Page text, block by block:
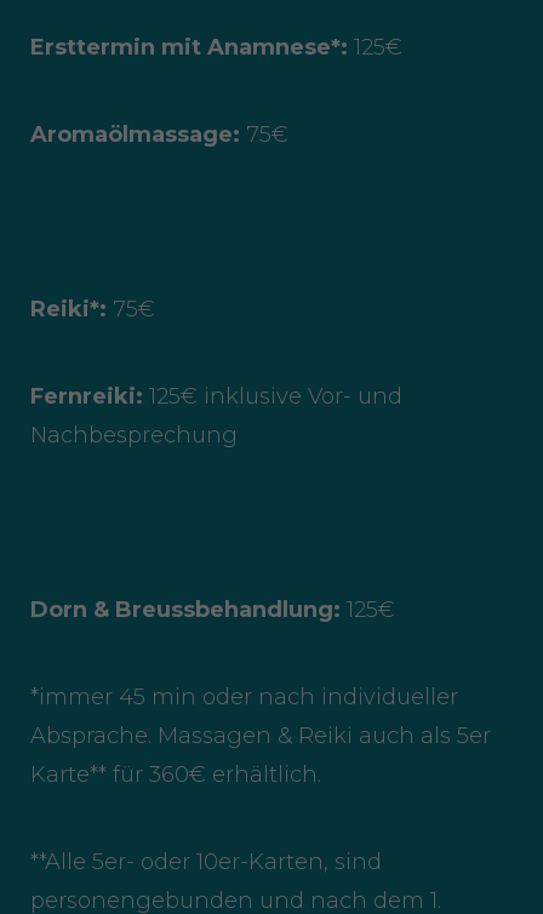
Ersttermin mit Anamnese*: 125€
Aromaölmassage: 75€
Reiki*: 75€
Fernreiki: 125€ inklusive Vor- und
Nachbesprechung
Dorn & Breussbehandlung: 125€
*immer 45 min oder nach individueller
Absprache. Massagen & Reiki auch als 5er
Karte** für 360€ erhältlich.
**Alle 5er- oder 10er-Karten, sind
personengebunden und nach dem 1.